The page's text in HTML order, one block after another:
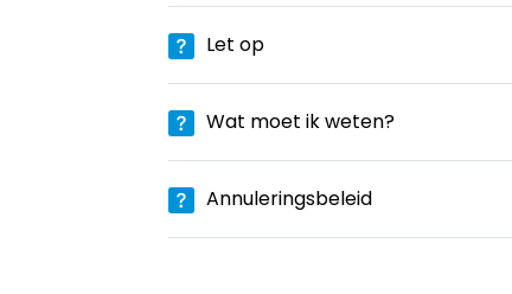
Let op
Wat moet ik weten?
Annuleringsbeleid